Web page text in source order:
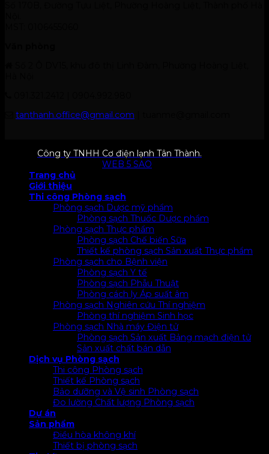
tanthanh.office@gmail.com
Công ty TNHH Cơ điện lạnh Tân Thành.
WEB 5 SAO
Trang chủ
Giới thiệu
Thi công Phòng sạch
Phòng sạch Dược mỹ phẩm
Phòng sạch Thuốc Dược phẩm
Phòng sạch Thực phẩm
Phòng sạch Chế biến Sữa
Thiết kế phòng sạch Sản xuất Thực phẩm
Phòng sạch cho Bệnh viện
Phòng sạch Y tế
Phòng sạch Phẫu Thuật
Phòng cách ly Áp suất âm
Phòng sạch Nghiên cứu Thí nghiệm
Phòng thí nghiệm Sinh học
Phòng sạch Nhà máy Điện tử
Phòng sạch Sản xuất Bảng mạch điện tử
Sản xuất chất bán dẫn
Dịch vụ Phòng sạch
Thi công Phòng sạch
Thiết kế Phòng sạch
Bảo dưỡng và Vệ sinh Phòng sạch
Đo lường Chất lượng Phòng sạch
Dự án
Sản phẩm
Điều hòa không khí
Thiết bị phòng sạch